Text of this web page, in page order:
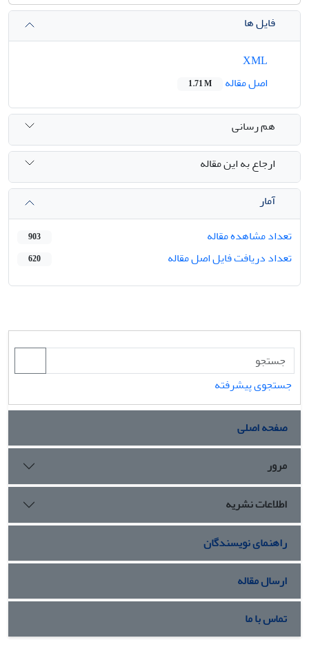
فایل ها
اصل مقاله
1.71 M
هم رسانی
ارجاع به این مقاله
آمار
تعداد مشاهده مقاله
903
تعداد دریافت فایل اصل مقاله 620
جستجوی پیشرفته
صفحه اصلی
مرور
اطلاعات نشریه
راهنمای نویسندگان
ارسال مقاله
تماس با ما